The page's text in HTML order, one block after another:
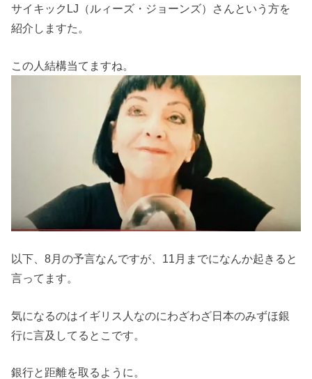
サイキックLJ（ルィーズ・ジョーンズ）さんという方を
紹介しますた。
この人結構当てますね。
以下、8月の予言なんですが、11月までになんか起きると
言ってます。
気になるのはイギリス人なのにわざわざ日本のみずほ銀
行に言及してるとこです。
銀行と距離を取るように。